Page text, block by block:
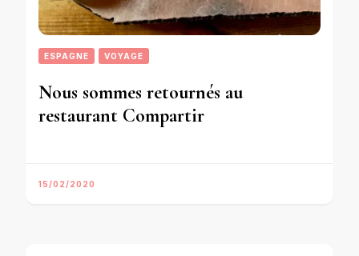
ESPAGNE VOYAGE
Nous sommes retournés au
restaurant Compartir
15/02/2020